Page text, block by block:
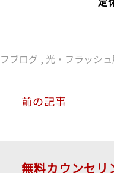
ブログ , 光・フラッシ
前の記事
無料カウンセリ